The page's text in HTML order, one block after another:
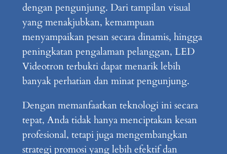
dengan pengunjung. Dari tampilan visual
yang menakjubkan, kemampuan
menyampaikan pesan secara dinamis, hingga
peningkatan pengalaman pelanggan, LED
Videotron terbukti dapat menarik lebih
banyak perhatian dan minat pengunjung.
Dengan memanfaatkan teknologi ini secara
tepat, Anda tidak hanya menciptakan kesan
profesional, tetapi juga mengembangkan
strategi promosi yang lebih efektif dan